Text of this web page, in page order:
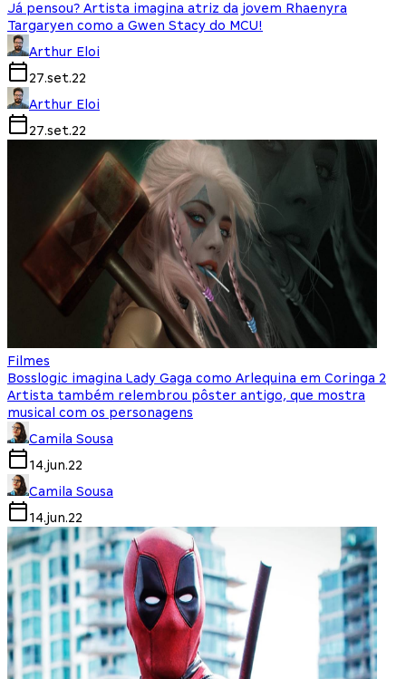
Já pensou? Artista imagina atriz da jovem Rhaenyra
Targaryen como a Gwen Stacy do MCU!
Arthur Eloi
27.set.22
Arthur Eloi
27.set.22
Filmes
Bosslogic imagina Lady Gaga como Arlequina em Coringa 2
Artista também relembrou pôster antigo, que mostra
musical com os personagens
Camila Sousa
14.jun.22
Camila Sousa
14.jun.22